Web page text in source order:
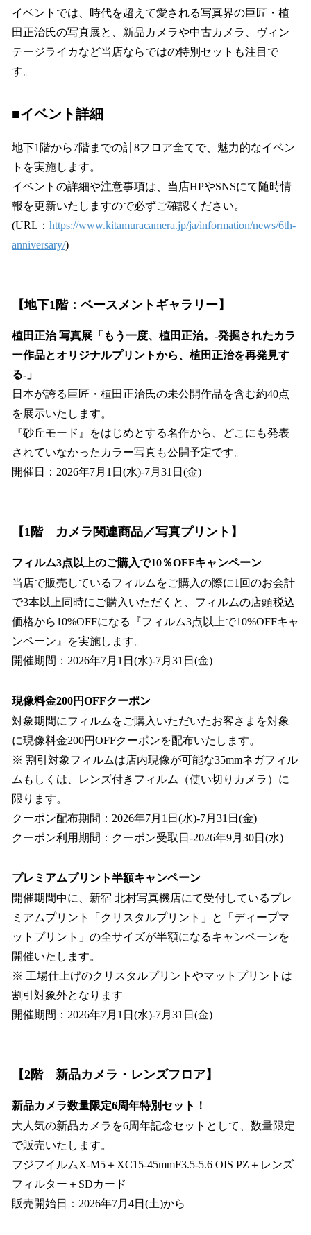
イベントでは、時代を超えて愛される写真界の巨匠・植
田正治氏の写真展と、新品カメラや中古カメラ、ヴィン
テージライカなど当店ならではの特別セットも注目で
す。
■イベント詳細
地下1階から7階までの計8フロア全てで、魅力的なイベン
トを実施します。
イベントの詳細や注意事項は、当店HPやSNSにて随時情
報を更新いたしますので必ずご確認ください。
(URL： https://www.kitamuracamera.jp/ja/information/news/6th-
anniversary/)
【地下1階：ベースメントギャラリー】
植田正治 写真展「もう一度、植田正治。-発掘されたカラ
ー作品とオリジナルプリントから、植田正治を再発見す
る-」
日本が誇る巨匠・植田正治氏の未公開作品を含む約40点
を展示いたします。
『砂丘モード』をはじめとする名作から、どこにも発表
されていなかったカラー写真も公開予定です。
開催日：2026年7月1日(水)-7月31日(金)
【1階 カメラ関連商品／写真プリント】
フィルム3点以上のご購入で10％OFFキャンペーン
当店で販売しているフィルムをご購入の際に1回のお会計
で3本以上同時にご購入いただくと、フィルムの店頭税込
価格から10%OFFになる『フィルム3点以上で10%OFFキャ
ンペーン』を実施します。
開催期間：2026年7月1日(水)-7月31日(金)
現像料金200円OFFクーポン
対象期間にフィルムをご購入いただいたお客さまを対象
に現像料金200円OFFクーポンを配布いたします。
※ 割引対象フィルムは店内現像が可能な35mmネガフィル
ムもしくは、レンズ付きフィルム（使い切りカメラ）に
限ります。
クーポン配布期間：2026年7月1日(水)-7月31日(金)
クーポン利用期間：クーポン受取日-2026年9月30日(水)
プレミアムプリント半額キャンペーン
開催期間中に、新宿 北村写真機店にて受付しているプレ
ミアムプリント「クリスタルプリント」と「ディープマ
ットプリント」の全サイズが半額になるキャンペーンを
開催いたします。
※ 工場仕上げのクリスタルプリントやマットプリントは
割引対象外となります
開催期間：2026年7月1日(水)-7月31日(金)
【2階 新品カメラ・レンズフロア】
新品カメラ数量限定6周年特別セット！
大人気の新品カメラを6周年記念セットとして、数量限定
で販売いたします。
フジフイルムX-M5＋XC15-45mmF3.5-5.6 OIS PZ＋レンズ
フィルター＋SDカード
販売開始日：2026年7月4日(土)から